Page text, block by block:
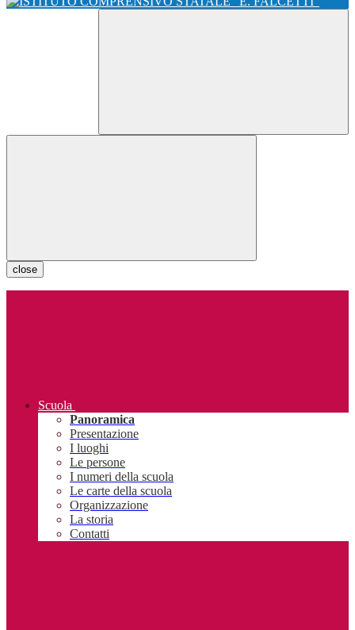
close
Scuola
Panoramica
Presentazione
I luoghi
Le persone
I numeri della scuola
Le carte della scuola
Organizzazione
La storia
Contatti